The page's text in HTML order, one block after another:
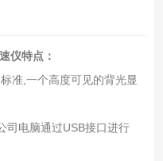
仪特点：
准,一个高度可见的背光显
司电脑通过USB接口进行